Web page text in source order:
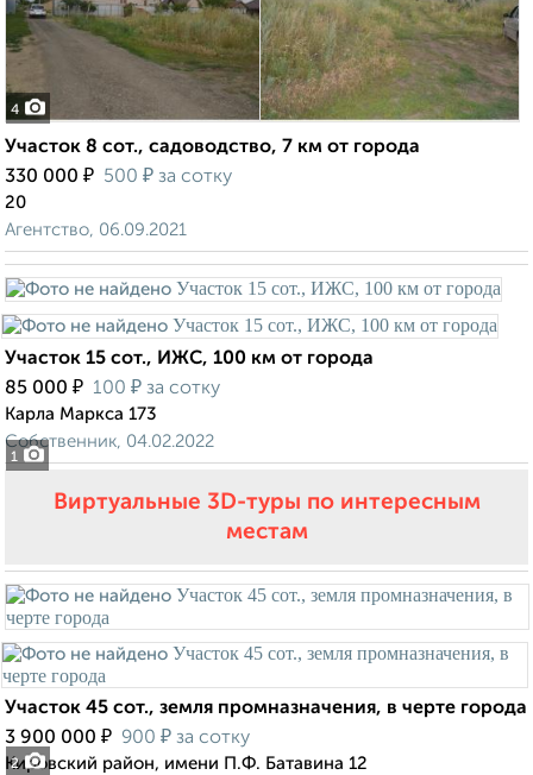
4
Участок 8 сот., садоводство, 7 км от города
330 000 ₽ 500 ₽ за сотку
20
Агентство, 06.09.2021
1
Участок 15 сот., ИЖС, 100 км от города
85 000 ₽ 100 ₽ за сотку
Карла Маркса 173
Собственник, 04.02.2022
Виртуальные 3D-туры по интересным
местам
2
Участок 45 сот., земля промназначения, в черте города
3 900 000 ₽ 900 ₽ за сотку
Кировский район, имени П.Ф. Батавина 12